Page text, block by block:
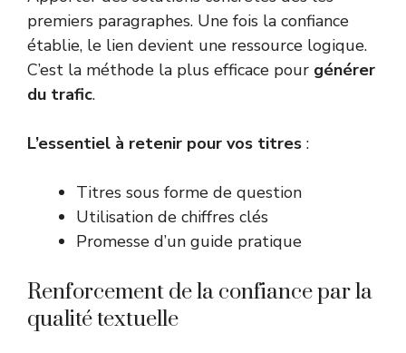
premiers paragraphes. Une fois la confiance
établie, le lien devient une ressource logique.
C’est la méthode la plus efficace pour générer
du trafic.
L’essentiel à retenir pour vos titres :
Titres sous forme de question
Utilisation de chiffres clés
Promesse d’un guide pratique
Renforcement de la confiance par la
qualité textuelle